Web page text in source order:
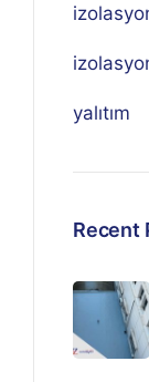
yalıtım
Recent